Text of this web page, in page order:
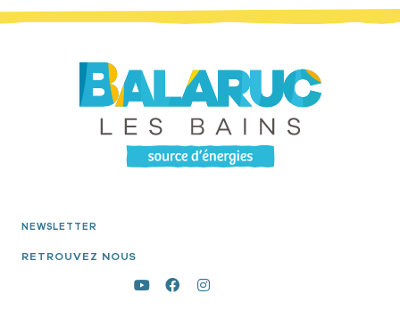
NEWSLETTER
RETROUVEZ NOUS